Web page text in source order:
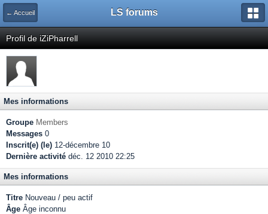
← Accueil LS forums
Profil de iZiPharrell
Mes informations
Groupe Members
Messages 0
Inscrit(e) (le) 12-décembre 10
Dernière activité déc. 12 2010 22:25
Mes informations
Titre Nouveau / peu actif
Âge Âge inconnu